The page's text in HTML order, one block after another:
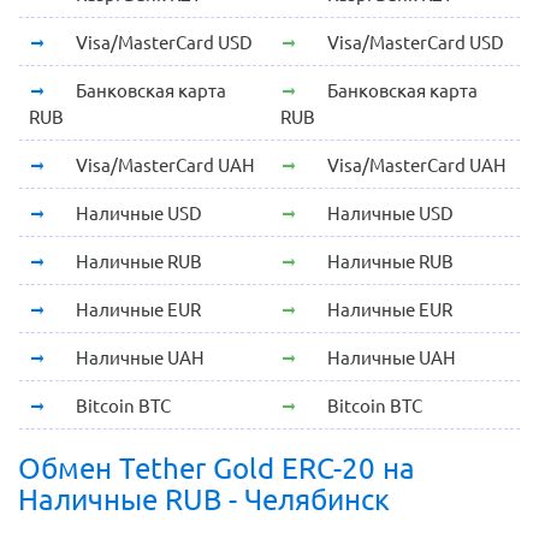
Visa/MasterCard USD Visa/MasterCard USD
Банковская карта
RUB
Банковская карта
RUB
Visa/MasterCard UAH Visa/MasterCard UAH
Наличные USD Наличные USD
Наличные RUB Наличные RUB
Наличные EUR Наличные EUR
Наличные UAH Наличные UAH
Bitcoin BTC Bitcoin BTC
Обмен Tether Gold ERC-20 на
Наличные RUB - Челябинск